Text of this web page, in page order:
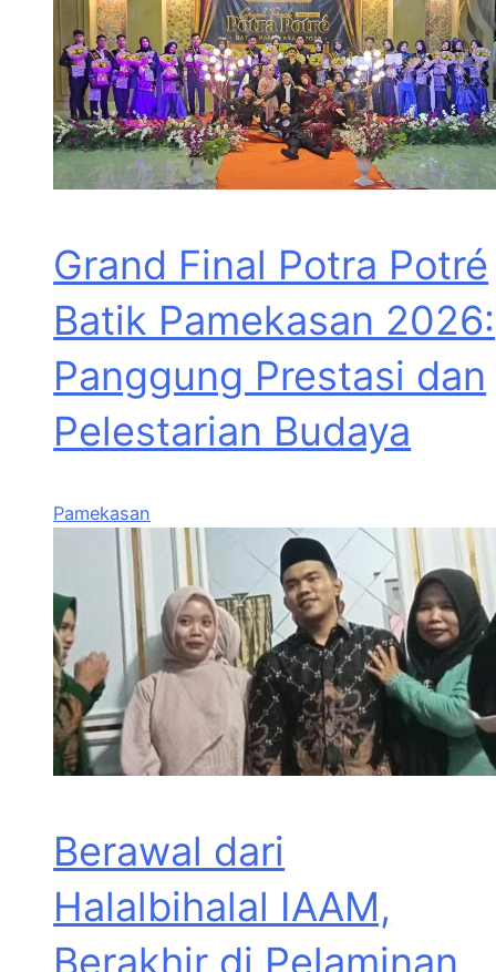
Grand Final Potra Potré
Batik Pamekasan 2026:
Panggung Prestasi dan
Pelestarian Budaya
Pamekasan
Berawal dari
Halalbihalal IAAM,
Berakhir di Pelaminan